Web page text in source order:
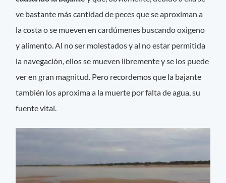
ve bastante más cantidad de peces que se aproximan a
la costa o se mueven en cardúmenes buscando oxigeno
y alimento. Al no ser molestados y al no estar permitida
la navegación, ellos se mueven libremente y se los puede
ver en gran magnitud. Pero recordemos que la bajante
también los aproxima a la muerte por falta de agua, su
fuente vital.